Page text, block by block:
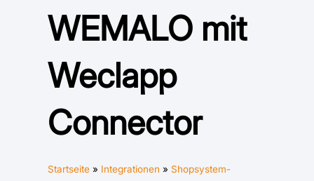
WEMALO mit
Weclapp
Connector
Startseite » Integrationen » Shopsystem-